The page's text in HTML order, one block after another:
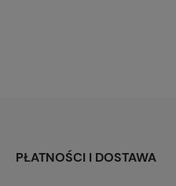
PŁATNOŚCI I DOSTAWA